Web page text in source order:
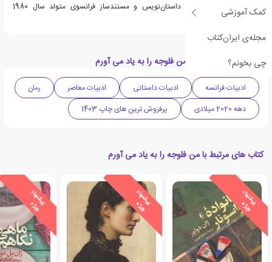
کمک آموزشی
مجله‌ی ایران‌کتاب
چی بخونم؟
فرات العانی روزنامه‌نگار، داستان‌نویس و مستندساز فرانسوی متولد سال 1980
می‌باشد.
دسته بندی های کتاب من فلوجه را به یاد می آورم
ادبیات فرانسه ادبیات داستانی ادبیات معاصر
رمان
دهه 2020 میلادی
پرفروش ترین های چاپ 1403
کتاب های مرتبط با من فلوجه را به یاد می آورم
پ
ی
ش
ن
ه
ا
د
و
ی
ژ
ه پ
ی
ش
ن
ه
ا
د
و
ی
ژ
ه پ
ی
ش
ن
ه
ا
د
و
ی
ژ
ه